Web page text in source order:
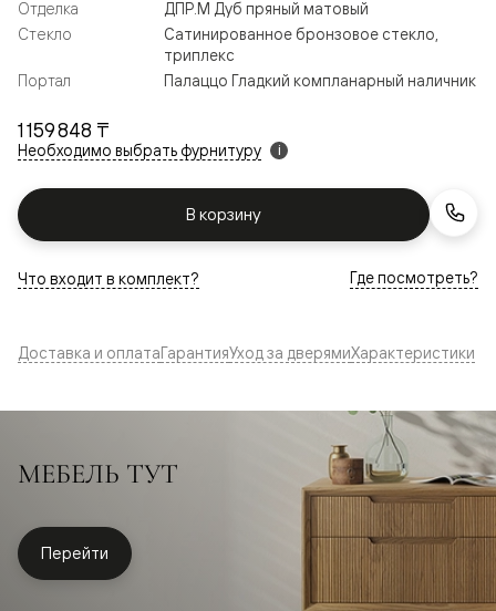
1 159 848 ₸
Необходимо выбрать фурнитуру i
В корзину
Отделка
ДПР.М Дуб пряный матовый
Стекло
Сатинированное бронзовое стекло,
триплекс
Портал
Палаццо Гладкий компланарный наличник
Что входит в комплект? Где посмотреть?
Доставка и оплатаГарантияУход за дверямиХарактеристики
МЕБЕЛЬ ТУТ
Перейти